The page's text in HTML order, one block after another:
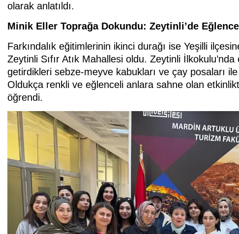
olarak anlatıldı.
Minik Eller Toprağa Dokundu: Zeytinli’de
Farkındalık eğitimlerinin ikinci durağı ise Yeşilli
Zeytinli Sıfır Atık Mahallesi oldu. Zeytinli
getirdikleri sebze-meyve kabukları ve çay posaları ile
Oldukça renkli ve eğlenceli anlara sahne olan
öğrendi.